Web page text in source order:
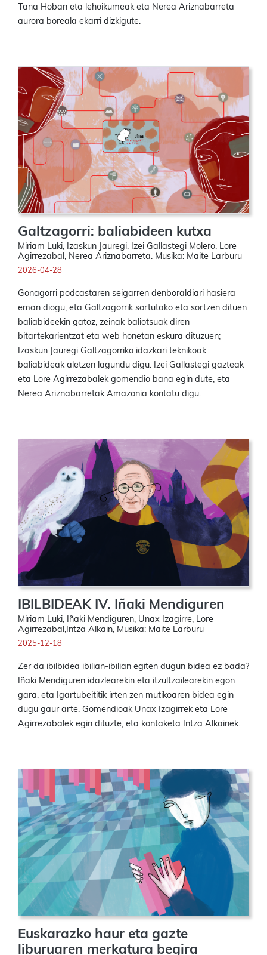
Tana Hoban eta lehoikumeak eta Nerea Ariznabarreta
aurora boreala ekarri dizkigute.
Galtzagorri: baliabideen kutxa
Miriam Luki, Izaskun Jauregi, Izei Gallastegi Molero, Lore
Agirrezabal, Nerea Ariznabarreta. Musika: Maite Larburu
2026-04-28
Gonagorri podcastaren seigarren denboraldiari hasiera
eman diogu, eta Galtzagorrik sortutako eta sortzen dituen
baliabideekin gatoz, zeinak baliotsuak diren
bitartekarientzat eta web honetan eskura dituzuen;
Izaskun Jauregi Galtzagorriko idazkari teknikoak
baliabideak aletzen lagundu digu. Izei Gallastegi gazteak
eta Lore Agirrezabalek gomendio bana egin dute, eta
Nerea Ariznabarretak Amazonia kontatu digu.
IBILBIDEAK IV. Iñaki Mendiguren
Miriam Luki, Iñaki Mendiguren, Unax Izagirre, Lore
Agirrezabal,Intza Alkain, Musika: Maite Larburu
2025-12-18
Zer da ibilbidea ibilian-ibilian egiten dugun bidea ez bada?
Iñaki Mendiguren idazlearekin eta itzultzailearekin egon
gara, eta Igartubeititik irten zen mutikoaren bidea egin
dugu gaur arte. Gomendioak Unax Izagirrek eta Lore
Agirrezabalek egin dituzte, eta kontaketa Intza Alkainek.
Euskarazko haur eta gazte
liburuaren merkatura begira